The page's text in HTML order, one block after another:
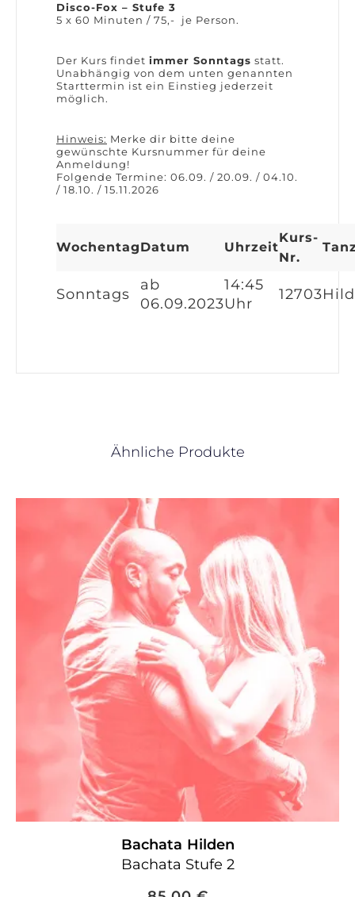
Disco-Fox – Stufe 3
5 x 60 Minuten / 75,- je Person.
Der Kurs findet immer Sonntags statt.
Unabhängig von dem unten genannten
Starttermin ist ein Einstieg jederzeit
möglich.
Hinweis: Merke dir bitte deine
gewünschte Kursnummer für deine
Anmeldung!
Folgende Termine: 06.09. / 20.09. / 04.10.
/ 18.10. / 15.11.2026
WochentagDatum Uhrzeit
Kurs-
Nr.
Sonntags
ab
06.09.2023
14:45
Uhr
12703
Ähnliche Produkte
Bachata Hilden
Bachata Stufe 2